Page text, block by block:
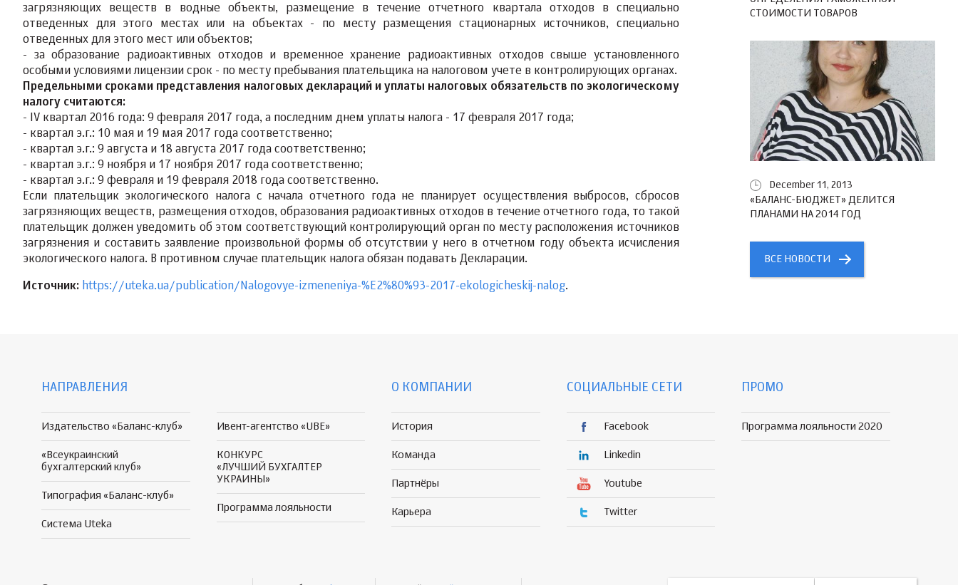
загрязняющих веществ в водные объекты, размещение в течение отчетного квартала отходов в специально
отведенных для этого местах или на объектах - по месту размещения стационарных источников, специально
отведенных для этого мест или объектов;
- за образование радиоактивных отходов и временное хранение радиоактивных отходов свыше установленного
особыми условиями лицензии срок - по месту пребывания плательщика на налоговом учете в контролирующих органах.
Предельными сроками представления налоговых деклараций и уплаты налоговых обязательств по экологическому
налогу считаются:
- IV квартал 2016 года: 9 февраля 2017 года, а последним днем уплаты налога - 17 февраля 2017 года;
- квартал э.г.: 10 мая и 19 мая 2017 года соответственно;
- квартал э.г.: 9 августа и 18 августа 2017 года соответственно;
- квартал э.г.: 9 ноября и 17 ноября 2017 года соответственно;
- квартал э.г.: 9 февраля и 19 февраля 2018 года соответственно.
Если плательщик экологического налога с начала отчетного года не планирует осуществления выбросов, сбросов
загрязняющих веществ, размещения отходов, образования радиоактивных отходов в течение отчетного года, то такой
плательщик должен уведомить об этом соответствующий контролирующий орган по месту расположения источников
загрязнения и составить заявление произвольной формы об отсутствии у него в отчетном году объекта исчисления
экологического налога. В противном случае плательщик налога обязан подавать Декларации.
Источник: https://uteka.ua/publication/Nalogovye-izmeneniya-%E2%80%93-2017-ekologicheskij-nalog.
СТОИМОСТИ ТОВАРОВ
December 11, 2013
«БАЛАНС-БЮДЖЕТ» ДЕЛИТСЯ
ПЛАНАМИ НА 2014 ГОД
ВСЕ НОВОСТИ
НАПРАВЛЕНИЯ
Издательство «Баланс-клуб»
«Всеукраинский
бухгалтерский клуб»
Типография «Баланс-клуб»
Система Uteka
Ивент-агентство «UBE»
КОНКУРС
«ЛУЧШИЙ БУХГАЛТЕР
УКРАИНЫ»
Программа лояльности
О КОМПАНИИ
История
Команда
Партнёры
Карьера
СОЦИАЛЬНЫЕ СЕТИ
Facebook
Linkedin
Youtube
Twitter
ПРОМО
Программа лояльности 2020